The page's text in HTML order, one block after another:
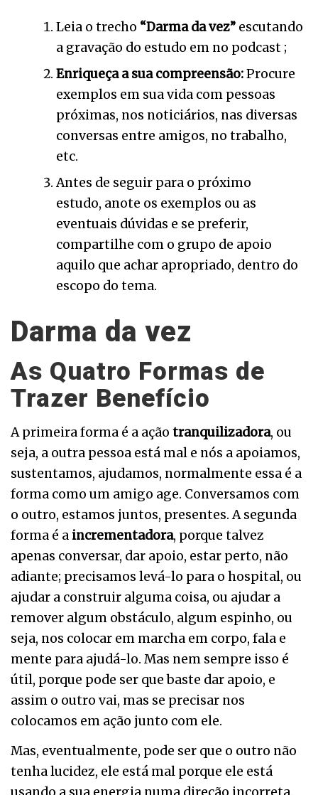
Leia o trecho “Darma da vez”escutando
a gravação do estudo em no podcast ;
Enriqueça a sua compreensão:Procure
exemplos em sua vida com pessoas
próximas, nos noticiários, nas diversas
conversas entre amigos, no trabalho,
etc.
Antes de seguir para o próximo
estudo, anote os exemplos ou as
eventuais dúvidas e se preferir,
compartilhe com o grupo de apoio
aquilo que achar apropriado, dentro do
escopo do tema.
Darma da vez
As Quatro Formas de
Trazer Benefício
A primeira forma é a ação tranquilizadora, ou
seja, a outra pessoa está mal e nós a apoiamos,
sustentamos, ajudamos, normalmente essa é a
forma como um amigo age. Conversamos com
o outro, estamos juntos, presentes. A segunda
forma é a incrementadora, porque talvez
apenas conversar, dar apoio, estar perto, não
adiante; precisamos levá-lo para o hospital, ou
ajudar a construir alguma coisa, ou ajudar a
remover algum obstáculo, algum espinho, ou
seja, nos colocar em marcha em corpo, fala e
mente para ajudá-lo. Mas nem sempre isso é
útil, porque pode ser que baste dar apoio, e
assim o outro vai, mas se precisar nos
colocamos em ação junto com ele.
Mas, eventualmente, pode ser que o outro não
tenha lucidez, ele está mal porque ele está